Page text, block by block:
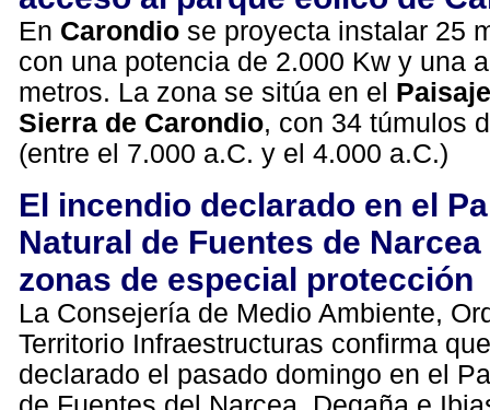
En Carondio se proyecta instalar 25
con una potencia de 2.000 Kw y una
metros. La zona se sitúa en el
Sierra de Carondio, con 34 túmulos
(entre el 7.000 a.C. y el 4.000 a.C.)
El incendio declarado en el
Natural de Fuentes de
zonas de especial protección
La Consejería de Medio Ambiente,
Territorio Infraestructuras confirma
declarado el pasado domingo en el